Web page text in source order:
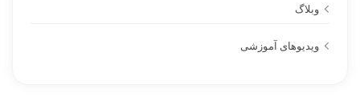
وبلاگ
ویدیوهای آموزشی